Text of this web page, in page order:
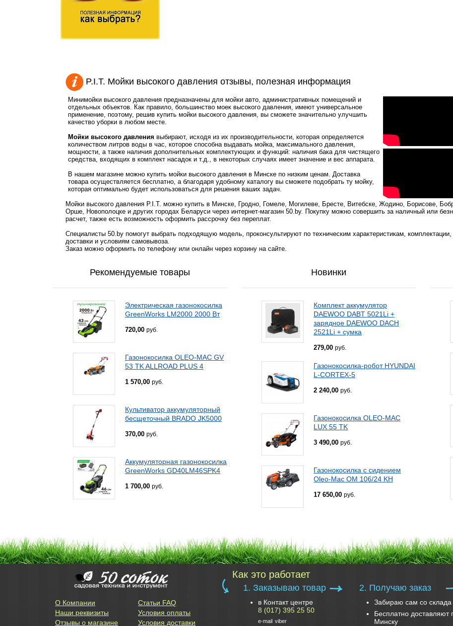
P.I.T. Мойки высокого давления отзывы, полезная информация
Минимойки высокого давления предназначены для мойки авто, административных помещений и
отдельных объектов. Как правило, большинство моек высокого давления, имеют универсальное
применение, поэтому, решив купить мойки высокого давления, вы сможете значительно улучшить
качество уборки в любом месте.
Мойки высокого давления выбирают, исходя из их производительности, которая определяется
количеством литров воды в час, которое способна выдавать мойка, максимального давления,
мощности, а также наличия дополнительных комплектующих и функций: наличия бака для чистящего
средства, входящих в комплект насадок и т.д., в некоторых случаях имеет значение и вес аппарата.
В нашем магазине можно купить мойки высокого давления в Минске по низким ценам. Доставка
товара осуществляется бесплатно, а благодаря удобному каталогу вы сможете подобрать ту мойку,
которая оптимально будет использоваться для решения ваших задач.
Мойки высокого давления P.I.T. можно купить в Минске, Гродно, Гомеле, Могилеве, Бресте, Витебске, Жодино, Борисове,
Орше, Новополоцке и других городах Беларуси через интернет-магазин 50.by. Покупку можно совершить за наличный или
расчет, также есть возможность оформить рассрочку без переплат.
Специалисты 50.by помогут выбрать подходящую модель, проконсультируют по техническим характеристикам, комплектации,
доставки и условиям самовывоза.
Заказ можно оформить по телефону или онлайн через корзину на сайте.
Рекомендуемые товары
Электрическая газонокосилка
GreenWorks LM2000 2000 Вт
720,00 руб.
Газонокосилка OLEO-MAC GV
53 TK ALLROAD PLUS 4
1 570,00 руб.
Культиватор аккумуляторный
бесщеточный BRADO JK5000
370,00 руб.
Аккумуляторная газонокосилка
GreenWorks GD40LM46SPK4
1 700,00 руб.
Новинки
Комплект аккумулятор
DAEWOO DABT 5021Li +
зарядное DAEWOO DACH
2521Li + сумка
279,00 руб.
Газонокосилка-робот HYUNDAI
L-CORTEX-5
2 240,00 руб.
Газонокосилка OLEO-MAC
LUX 55 TK
3 490,00 руб.
Газонокосилка с сидением
Oleo-Mac OM 106/24 KH
17 650,00 руб.
О Компании
Наши реквизиты
Отзывы о магазине
Статьи FAQ
Условия оплаты
Условия доставки
Как это работает
1. Заказываю товар
в Контакт центре
8 (017) 395 25 50
e-mail viber
2. Получаю заказ
Забираю сам со склада
Бесплатно доставляют
Минску